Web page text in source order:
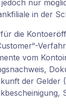
nur
in der
die
vom
der Gelder